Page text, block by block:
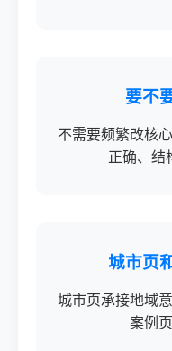
要不
不需要频繁改核
正确、结
城市页
城市页承接地域
案例